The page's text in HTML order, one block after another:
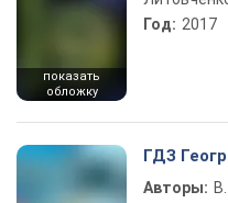
показать
обложку
Год: 2017
ГДЗ
Авторы: